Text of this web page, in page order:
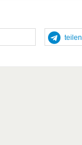
teilen